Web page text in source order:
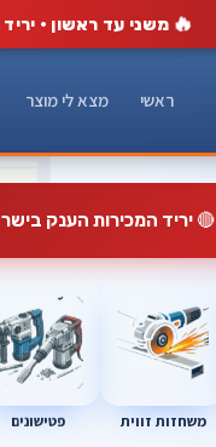
🔥 משני עד ראשון ·
ראשי מצא לי מוצר
🔴יריד המכירות הענק
משחזות זווית פטישונים